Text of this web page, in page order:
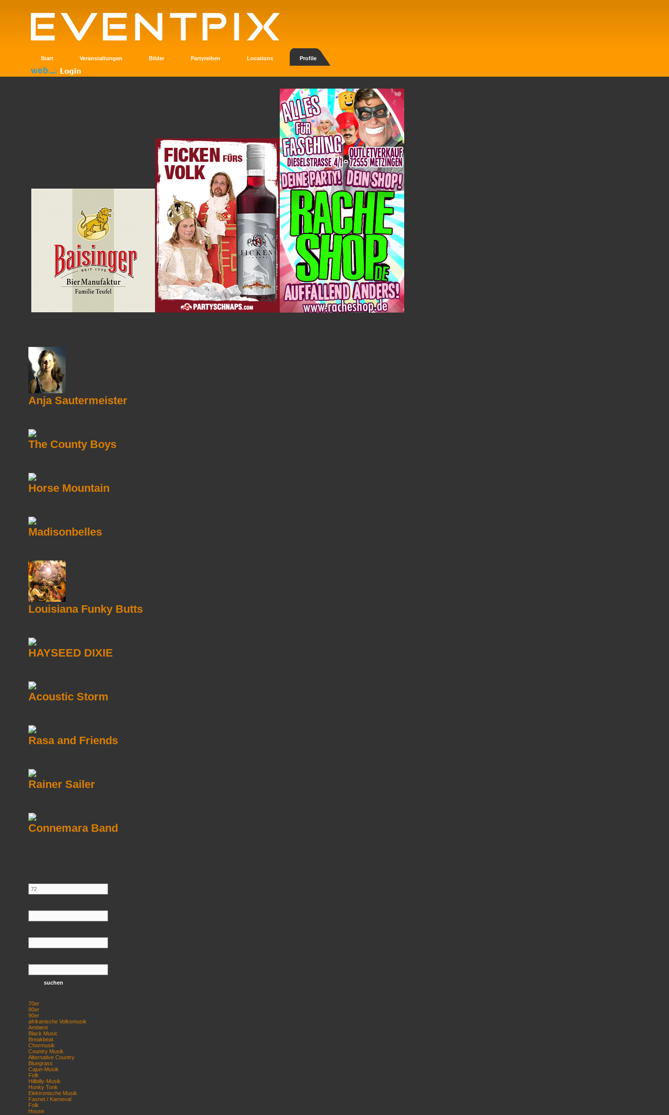
Start Veranstaltungen Bilder Partyreihen Locations Profile
Anja Sautermeister
The County Boys
Horse Mountain
Madisonbelles
Louisiana Funky Butts
HAYSEED DIXIE
Acoustic Storm
Rasa and Friends
Rainer Sailer
Connemara Band
70er
80er
90er
afrikanische Volksmusik
Ambient
Black Music
Breakbeat
Chormusik
Country Musik
Alternative Country
Bluegrass
Cajun-Musik
Folk
Hillbilly-Musik
Honky Tonk
Elektronische Musik
Fasnet / Karneval
Folk
House